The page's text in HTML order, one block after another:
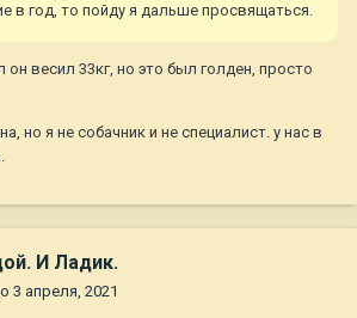
в год, то пойду я дальше просвящаться.
он весил 33кг, но это был голден, просто
но я не собачник и не специалист. у нас в
И Ладик.
3 апреля, 2021